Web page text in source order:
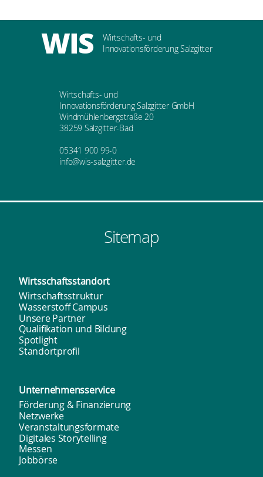
WIS
Wirtschafts- und
Innovationsförderung Salzgitter
Wirtschafts- und
Innovationsförderung Salzgitter GmbH
Windmühlenbergstraße 20
38259 Salzgitter-Bad
05341 900 99-0
info@wis-salzgitter.de
Sitemap
Wirtsschafts­standort
Wirtschaftsstruktur
Wasserstoff Campus
Unsere Partner
Qualifikation und Bildung
Spotlight
Standortprofil
Unternehmens­service
Förderung & Finanzierung
Netzwerke
Veranstaltungsformate
Digitales Storytelling
Messen
Jobbörse